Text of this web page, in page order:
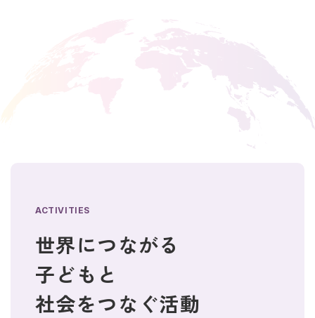
ACTIVITIES
世界につながる
子どもと
社会をつなぐ活動